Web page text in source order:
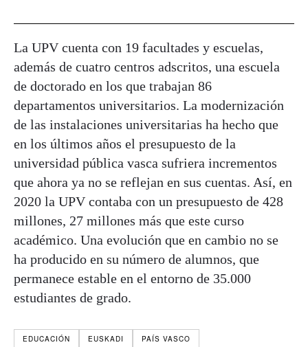
La UPV cuenta con 19 facultades y escuelas,
además de cuatro centros adscritos, una escuela
de doctorado en los que trabajan 86
departamentos universitarios. La modernización
de las instalaciones universitarias ha hecho que
en los últimos años el presupuesto de la
universidad pública vasca sufriera incrementos
que ahora ya no se reflejan en sus cuentas. Así, en
2020 la UPV contaba con un presupuesto de 428
millones, 27 millones más que este curso
académico. Una evolución que en cambio no se
ha producido en su número de alumnos, que
permanece estable en el entorno de 35.000
estudiantes de grado.
EDUCACIÓN EUSKADI PAÍS VASCO